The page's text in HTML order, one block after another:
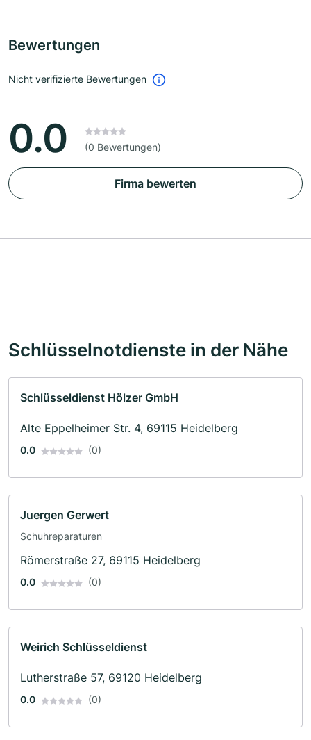
Bewertungen
Nicht verifizierte Bewertungen
0.0 (0 Bewertungen)
Firma bewerten
Schlüsselnotdienste in der Nähe
Schlüsseldienst Hölzer GmbH
Alte Eppelheimer Str. 4, 69115 Heidelberg
0.0 (0)
Juergen Gerwert
Schuhreparaturen
Römerstraße 27, 69115 Heidelberg
0.0 (0)
Weirich Schlüsseldienst
Lutherstraße 57, 69120 Heidelberg
0.0 (0)